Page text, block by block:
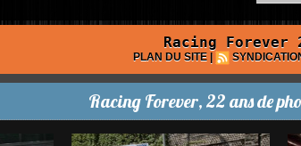
Racing Forever
PLAN DU SITE |
Racing Forever, 22 ans de